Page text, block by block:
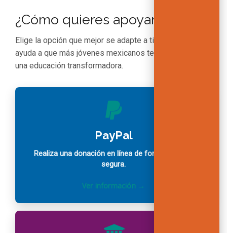
¿Cómo quieres apoyar?
Elige la opción que mejor se adapte a ti. Tu aportación
ayuda a que más jóvenes mexicanos tengan acceso a
una educación transformadora.
PayPal
Realiza una donación en línea de forma rápida y
segura.